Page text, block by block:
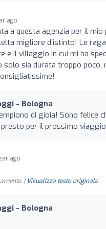
ago
a questa agenzia per il
migliore d’istinto! Le
e il villaggio in cui mi ha
sia durata troppo
- Bologna
di gioia! Sono
per il prossimo
ago
| Visualizza testo originale
- Bologna